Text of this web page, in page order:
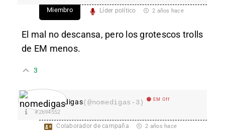
Miembro Líder político 2 años hace
El mal no descansa, pero los grotescos trolls
de EM menos.
3
nomedigas(@nomedigas-3) EM Off
#2694552
Colaborador de campaña 2 años hace